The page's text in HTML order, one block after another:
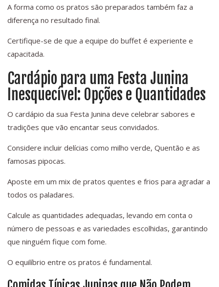
A forma como os pratos são preparados também faz a
diferença no resultado final.
Certifique-se de que a equipe do buffet é experiente e
capacitada.
Cardápio para uma Festa Junina
Inesquecível: Opções e Quantidades
O cardápio da sua Festa Junina deve celebrar sabores e
tradições que vão encantar seus convidados.
Considere incluir delícias como milho verde, Quentão e as
famosas pipocas.
Aposte em um mix de pratos quentes e frios para agradar a
todos os paladares.
Calcule as quantidades adequadas, levando em conta o
número de pessoas e as variedades escolhidas, garantindo
que ninguém fique com fome.
O equilíbrio entre os pratos é fundamental.